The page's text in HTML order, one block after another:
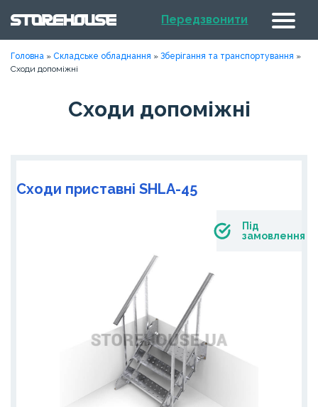
Передзвонити
Головна » Складське обладнання » Зберігання та транспортування »
Сходи допоміжні
Сходи допоміжні
Сходи приставні SHLA-45
Під
замовлення